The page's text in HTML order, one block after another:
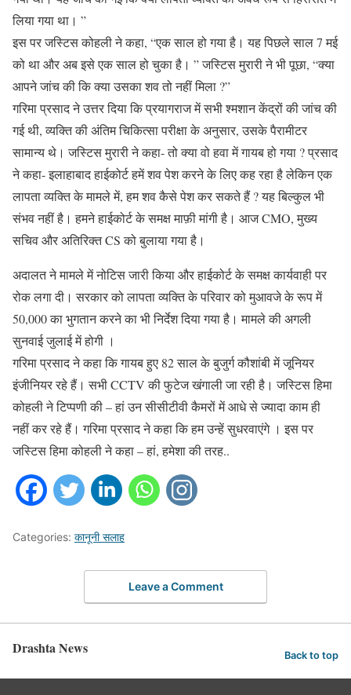
लिया गया था। ”
इस पर जस्टिस कोहली ने कहा, “एक साल हो गया है। यह पिछले साल 7 मई
को था और अब इसे एक साल हो चुका है। ” जस्टिस मुरारी ने भी पूछा, “क्या
आपने जांच की कि क्या उसका शव तो नहीं मिला ?”
गरिमा प्रसाद ने उत्तर दिया कि प्रयागराज में सभी श्मशान केंद्रों की जांच की
गई थी, व्यक्ति की अंतिम चिकित्सा परीक्षा के अनुसार, उसके पैरामीटर
सामान्य थे। जस्टिस मुरारी ने कहा- तो क्या वो हवा में गायब हो गया ? प्रसाद
ने कहा- इलाहाबाद हाईकोर्ट हमें शव पेश करने के लिए कह रहा है लेकिन एक
लापता व्यक्ति के मामले में, हम शव कैसे पेश कर सकते हैं ? यह बिल्कुल भी
संभव नहीं है। हमने हाईकोर्ट के समक्ष माफ़ी मांगी है। आज CMO, मुख्य
सचिव और अतिरिक्त CS को बुलाया गया है।
अदालत ने मामले में नोटिस जारी किया और हाईकोर्ट के समक्ष कार्यवाही पर
रोक लगा दी। सरकार को लापता व्यक्ति के परिवार को मुआवजे के रूप में
50,000 का भुगतान करने का भी निर्देश दिया गया है। मामले की अगली
सुनवाई जुलाई में होगी ।
गरिमा प्रसाद ने कहा कि गायब हुए 82 साल के बुजुर्ग कौशांबी में जूनियर
इंजीनियर रहे हैं। सभी CCTV की फुटेज खंगाली जा रही है। जस्टिस हिमा
कोहली ने टिप्पणी की – हां उन सीसीटीवी कैमरों में आधे से ज्यादा काम ही
नहीं कर रहे हैं। गरिमा प्रसाद ने कहा कि हम उन्हें सुधरवाएंगे । इस पर
जस्टिस हिमा कोहली ने कहा – हां, हमेशा की तरह..
Categories: कानूनी सलाह
Leave a Comment
Drashta News Back to top